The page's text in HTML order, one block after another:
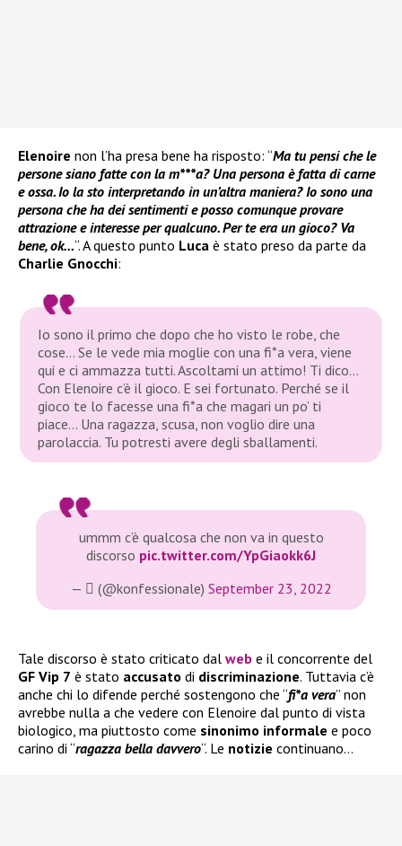
Elenoire non l’ha presa bene ha risposto: “Ma tu pensi che le
persone siano fatte con la m***a? Una persona è fatta di carne
e ossa. Io la sto interpretando in un’altra maniera? Io sono una
persona che ha dei sentimenti e posso comunque provare
attrazione e interesse per qualcuno. Per te era un gioco? Va
bene, ok…“. A questo punto Luca è stato preso da parte da
Charlie Gnocchi:
Io sono il primo che dopo che ho visto le robe, che
cose… Se le vede mia moglie con una fi*a vera, viene
qui e ci ammazza tutti. Ascoltami un attimo! Ti dico…
Con Elenoire c’è il gioco. E sei fortunato. Perché se il
gioco te lo facesse una fi*a che magari un po’ ti
piace… Una ragazza, scusa, non voglio dire una
parolaccia. Tu potresti avere degli sballamenti.
ummm c’è qualcosa che non va in questo
discorso pic.twitter.com/YpGiaokk6J
— ‎ْ (@konfessionale) September 23, 2022
Tale discorso è stato criticato dal web e il concorrente del
GF Vip 7 è stato accusato di discriminazione. Tuttavia c’è
anche chi lo difende perché sostengono che “fi*a vera” non
avrebbe nulla a che vedere con Elenoire dal punto di vista
biologico, ma piuttosto come sinonimo informale e poco
carino di “ragazza bella davvero“. Le notizie continuano…